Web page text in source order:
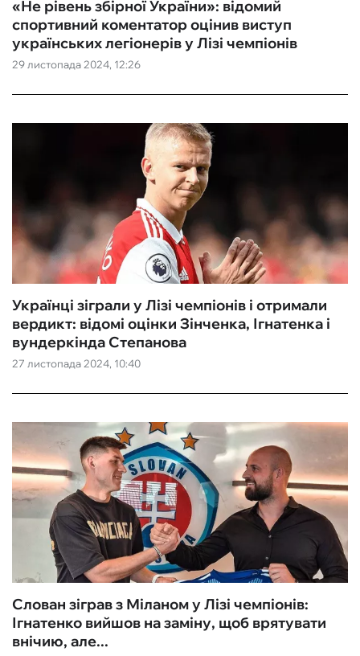
29 листопада 2024, 12:26
«Не рівень збірної України»: відомий
спортивний коментатор оцінив виступ
українських легіонерів у Лізі чемпіонів
27 листопада 2024, 10:40
Українці зіграли у Лізі чемпіонів і отримали
вердикт: відомі оцінки Зінченка, Ігнатенка і
вундеркінда Степанова
Слован зіграв з Міланом у Лізі чемпіонів:
Ігнатенко вийшов на заміну, щоб врятувати
внічию, але...